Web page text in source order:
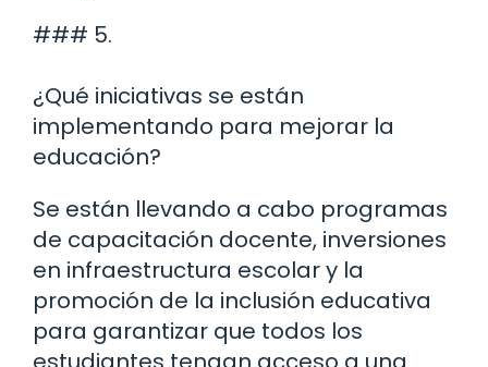
### 5.
¿Qué iniciativas se están
implementando para mejorar la
educación?
Se están llevando a cabo programas
de capacitación docente, inversiones
en infraestructura escolar y la
promoción de la inclusión educativa
para garantizar que todos los